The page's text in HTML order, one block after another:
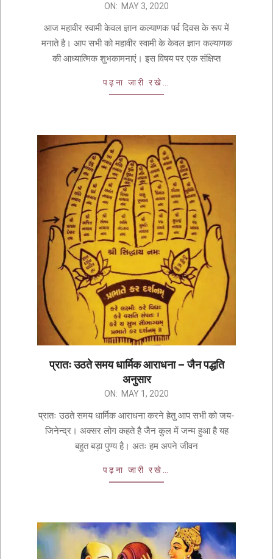
ON: MAY 3, 2020
आज महावीर स्वामी केवल ज्ञान कल्याणक पर्व दिवस के रूप में
मनाते है। आप सभी को महावीर स्वामी के केवल ज्ञान कल्याणक
की आध्यात्मिक शुभकामनाएं। इस विषय पर एक संक्षिप्त
पढ़ना जारी रखे…
प्रातः उठते समय धार्मिक आराधना – जैन पद्धति
अनुसार
ON: MAY 1, 2020
प्रातः उठते समय धार्मिक आराधना करने हेतु आप सभी को जय-
जिनेन्द्र। अक्सर लोग कहते है जैन कुल में जन्म हुआ है यह
बहुत बड़ा पुण्य है। अतः हम अपने जीवन
पढ़ना जारी रखे…